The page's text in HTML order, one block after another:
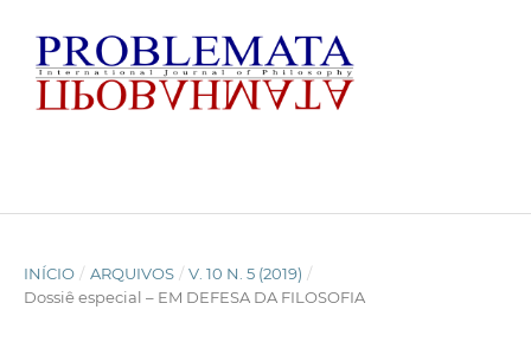
INÍCIO / ARQUIVOS / V. 10 N. 5 (2019) /
Dossiê especial – EM DEFESA DA FILOSOFIA